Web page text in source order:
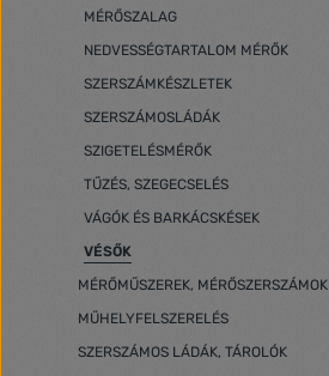
MÉRŐSZALAG
NEDVESSÉGTARTALOM MÉRŐK
SZERSZÁMKÉSZLETEK
SZERSZÁMOSLÁDÁK
SZIGETELÉSMÉRŐK
TŰZÉS, SZEGECSELÉS
VÁGÓK ÉS BARKÁCSKÉSEK
VÉSŐK
MÉRŐMŰSZEREK, MÉRŐSZERSZÁMOK
MŰHELYFELSZERELÉS
SZERSZÁMOS LÁDÁK, TÁROLÓK